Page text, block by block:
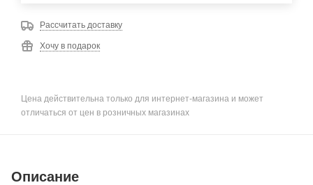
Рассчитать доставку
Хочу в подарок
Цена действительна только для интернет-магазина и может
отличаться от цен в розничных магазинах
Описание